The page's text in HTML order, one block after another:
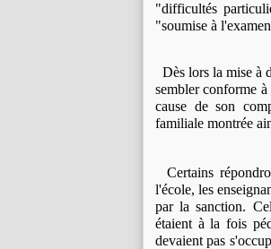
"difficultés
"soumise à
Dès lors la mise à
sembler conforme
cause de son
familiale montrée
Certains
l'école, les
par la sanction.
étaient à la fois
devaient pas